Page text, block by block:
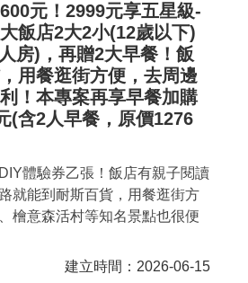
元！2999元享五星級-
飯店2大2小(12歲以下)
房)，再贈2大早餐！飯
用餐逛街方便，去周邊
！本專案再享早餐加購
(含2人早餐，原價1276
體驗券乙張！飯店有親子閱讀
就能到耐斯百貨，用餐逛街方
檜意森活村等知名景點也很便
建立時間：2026-06-15